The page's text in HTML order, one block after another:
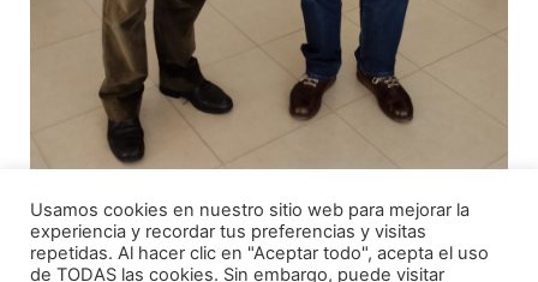
Acceso
Socios
Estación
Meteo
CNC
Webcam
En
Directo
Tu
Usamos cookies en nuestro sitio web para mejorar la
experiencia y recordar tus preferencias y visitas
repetidas. Al hacer clic en "Aceptar todo", acepta el uso
de TODAS las cookies. Sin embargo, puede visitar